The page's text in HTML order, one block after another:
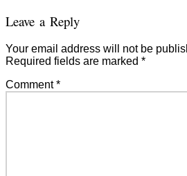
Leave a Reply
Your email address will not be
Required fields are marked *
Comment*